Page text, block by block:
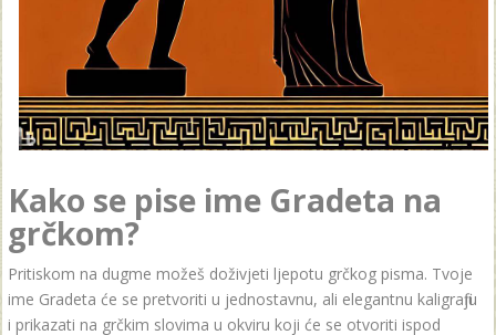
Kako se pise ime Gradeta na
grčkom?
Pritiskom na dugme možeš doživjeti ljepotu grčkog pisma. Tvoje
ime Gradeta će se pretvoriti u jednostavnu, ali elegantnu kaligrafiju
i prikazati na grčkim slovima u okviru koji će se otvoriti ispod